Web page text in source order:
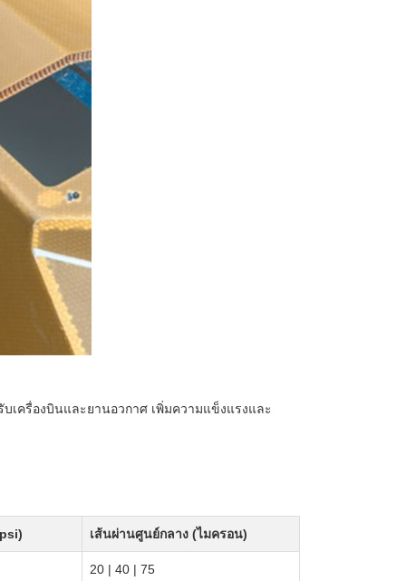
เครื่องบินและยานอวกาศ เพิ่มความแข็งแรงและ
เส้นผ่านศูนย์กลาง (ไมครอน)
20 | 40 | 75